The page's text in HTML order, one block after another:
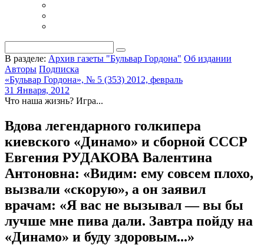
В разделе: Архив газеты "Бульвар Гордона" Об издании
Авторы Подписка
«Бульвар Гордона», № 5 (353) 2012, февраль
31 Января, 2012
Что наша жизнь? Игра...
Вдова легендарного голкипера
киевского «Динамо» и сборной СССР
Евгения РУДАКОВА Валентина
Антоновна: «Видим: ему совсем плохо,
вызвали «скорую», а он заявил
врачам: «Я вас не вызывал — вы бы
лучше мне пива дали. Завтра пойду на
«Динамо» и буду здоровым...»